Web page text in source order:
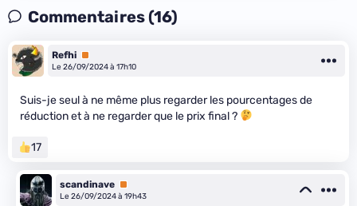
Commentaires (16)
Refhi Premium
Le 26/09/2024 à 17h10
Suis-je seul à ne même plus regarder les pourcentages de
réduction et à ne regarder que le prix final ?
17
scandinave Premium
Le 26/09/2024 à 19h43